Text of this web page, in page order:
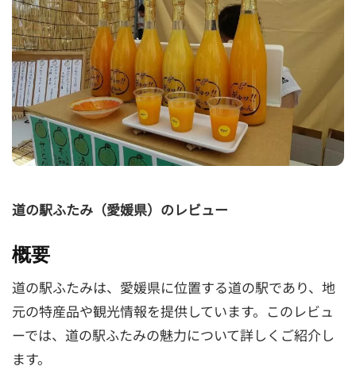
道の駅ふたみ（愛媛県）のレビュー
概要
道の駅ふたみは、愛媛県に位置する道の駅であり、地
元の特産品や観光情報を提供しています。このレビュ
ーでは、道の駅ふたみの魅力について詳しくご紹介し
ます。